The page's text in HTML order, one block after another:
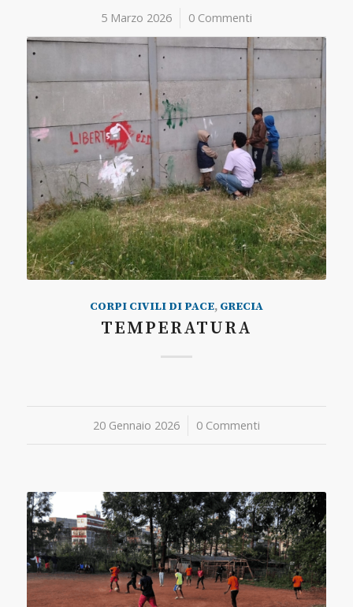
5 Marzo 2026
/ 0 Commenti
CORPI CIVILI DI PACE, GRECIA
TEMPERATURA
20 Gennaio 2026
/ 0 Commenti